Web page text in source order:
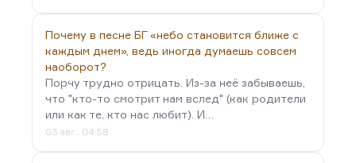
Почему в песне БГ «небо становится ближе с
каждым днем», ведь иногда думаешь совсем
наоборот?
Порчу трудно отрицать. Из-за неё забываешь,
что "кто-то смотрит нам вслед" (как родители
или как те, кто нас любит). И…
03 авг., 04:58